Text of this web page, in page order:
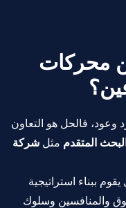
محركات
وعود، فالحل هو التعاون
المتقدم مثل شركة
ببناء استراتيجية
والمنافسين وسلوك